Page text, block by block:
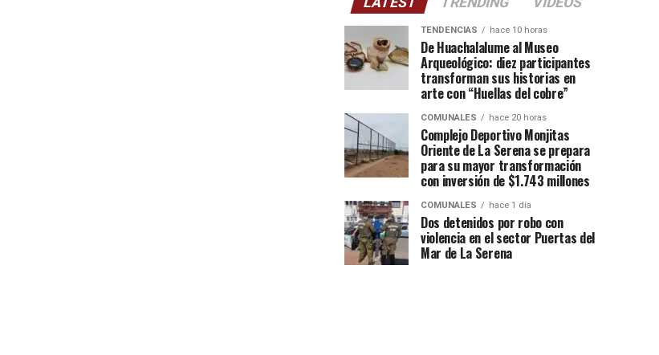
TENDENCIAS hace 10 horas
De Huachalalume al Museo
Arqueológico: diez participantes
transforman sus historias en
arte con “Huellas del cobre”
COMUNALES hace 20 horas
Complejo Deportivo Monjitas
Oriente de La Serena se prepara
para su mayor transformación
con inversión de $1.743 millones
COMUNALES hace 1 día
Dos detenidos por robo con
violencia en el sector Puertas del
Mar de La Serena